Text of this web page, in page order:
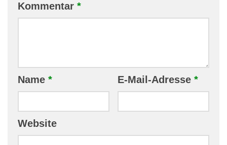
Kommentar *
Name * E-Mail-Adresse *
Website